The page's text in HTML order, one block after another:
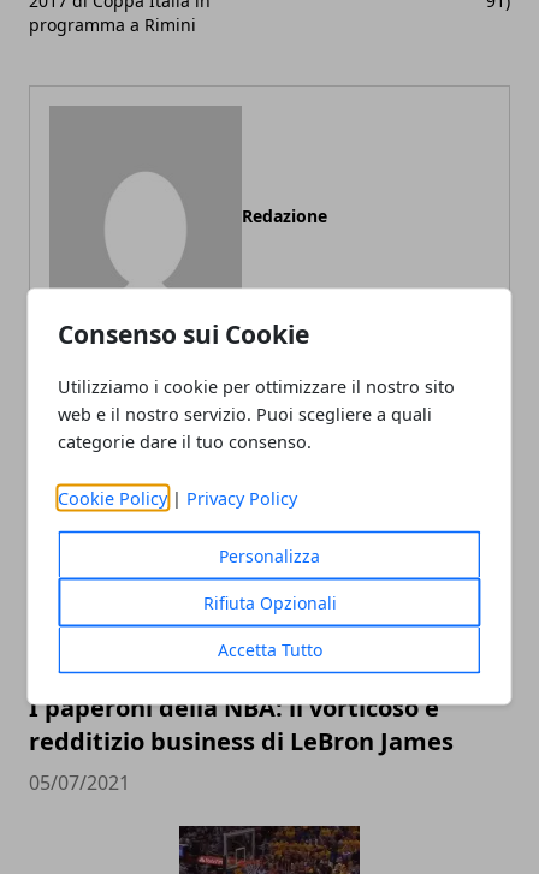
Consenso sui Cookie
Utilizziamo i cookie per ottimizzare il nostro sito
web e il nostro servizio. Puoi scegliere a quali
categorie dare il tuo consenso.
Cookie Policy | Privacy Policy
Personalizza
Rifiuta Opzionali
Accetta Tutto
programma a Rimini
Redazione
ARTICOLI CORRELATI
I paperoni della NBA: il vorticoso e
redditizio business di LeBron James
05/07/2021